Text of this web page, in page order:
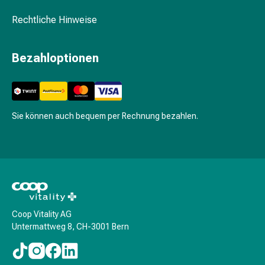
&
die
Spülungen
&
Kuren
Färbungen
Haarstyling
Haaröl
Haarwasser
Shampoo
Rechtliche Hinweise
Bezahloptionen
Sie können auch bequem per Rechnung bezahlen.
Coop Vitality AG
Untermattweg 8, CH-3001 Bern